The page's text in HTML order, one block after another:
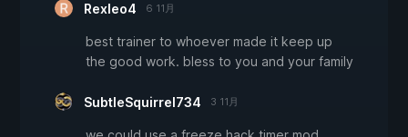
Rexleo4 6 11月
best trainer to whoever made it keep up
the good work. bless to you and your family
SubtleSquirrel734 3 11月